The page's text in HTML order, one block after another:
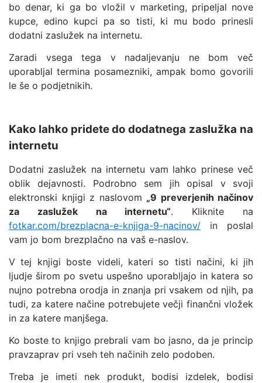
bo denar, ki ga bo vložil v marketing, pripeljal nove
kupce, edino kupci pa so tisti, ki mu bodo prinesli
dodatni zaslužek na internetu.
Zaradi vsega tega v nadaljevanju ne bom več
uporabljal termina posamezniki, ampak bomo govorili
le še o podjetnikih.
Kako lahko pridete do dodatnega zaslužka na
internetu
Dodatni zaslužek na internetu vam lahko prinese več
oblik dejavnosti. Podrobno sem jih opisal v svoji
elektronski knjigi z naslovom „9 preverjenih načinov
za zaslužek na internetu“. Kliknite na
fotkar.com/brezplacna-e-knjiga-9-nacinov/ in poslal
vam jo bom brezplačno na vaš e-naslov.
V tej knjigi boste videli, kateri so tisti načini, ki jih
ljudje širom po svetu uspešno uporabljajo in katera so
nujno potrebna orodja in znanja pri vsakem od njih, pa
tudi, za katere načine potrebujete večji finančni vložek
in za katere manjšega.
Ko boste to knjigo prebrali vam bo jasno, da je princip
pravzaprav pri vseh teh načinih zelo podoben.
Treba je imeti nek produkt, bodisi izdelek, bodisi